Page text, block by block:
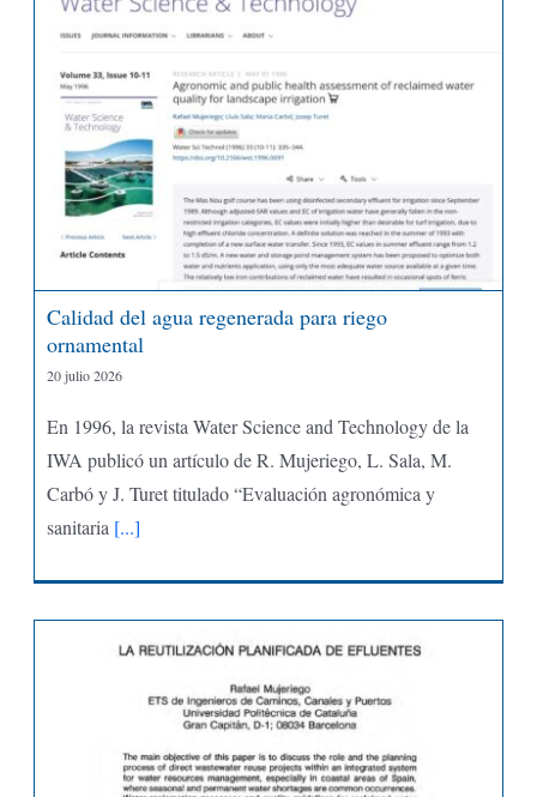
Calidad del agua regenerada para riego
ornamental
20 julio 2026
En 1996, la revista Water Science and Technology de la
IWA publicó un artículo de R. Mujeriego, L. Sala, M.
Carbó y J. Turet titulado “Evaluación agronómica y
sanitaria [...]